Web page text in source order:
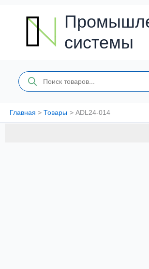
содержимому
системы
Поиск
товаров
Главная Товары ADL24-014